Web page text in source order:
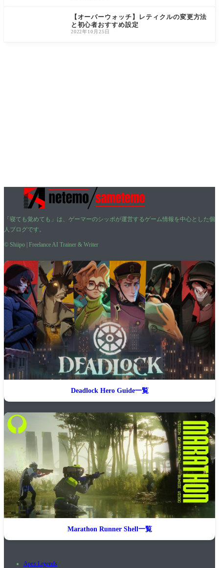
【オーバーウォッチ】レティクルの変更方法
と初心者おすすめ設定
2022年10月25日
「寝ても覚めても」は、ゲーマーのシッポが運営するゲーム情報を中心とした個
人ブログです。
© Shiipo | Freelance AI Trainer & Writer
Deadlock Hero Guide一覧
Marathon Runner Shell一覧
Apex Legends